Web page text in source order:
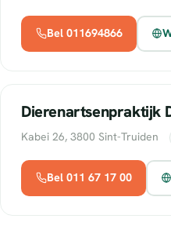
Bel 011694866
Dierenartsenpraktijk
Kabei 26, 3800 Sint-Truiden
Bel 011 67 17 00